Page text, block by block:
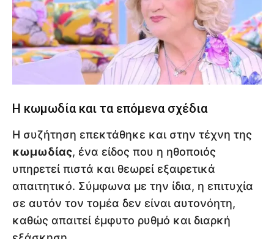
Η κωμωδία και τα επόμενα σχέδια
Η συζήτηση επεκτάθηκε και στην τέχνη της
κωμωδίας, ένα είδος που η ηθοποιός
υπηρετεί πιστά και θεωρεί εξαιρετικά
απαιτητικό. Σύμφωνα με την ίδια, η επιτυχία
σε αυτόν τον τομέα δεν είναι αυτονόητη,
καθώς απαιτεί έμφυτο ρυθμό και διαρκή